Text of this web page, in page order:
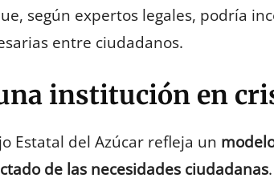
según expertos legales, podría
entre ciudadanos.
institución en
Estatal del Azúcar refleja un
de las necesidades ciudadanas